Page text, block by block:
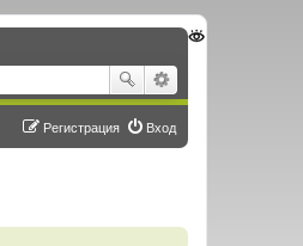
Вход
Регистрация